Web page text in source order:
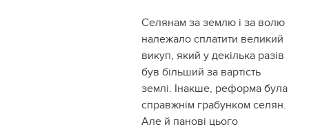
Селянам за землю і за волю
належало сплатити великий
викуп, який у декілька разів
був більший за вартість
землі. Інакше, реформа була
справжнім грабунком селян.
Але й панові цього